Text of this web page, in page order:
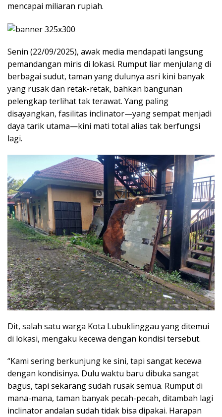
mencapai miliaran rupiah.
Senin (22/09/2025), awak media mendapati langsung
pemandangan miris di lokasi. Rumput liar menjulang di
berbagai sudut, taman yang dulunya asri kini banyak
yang rusak dan retak-retak, bahkan bangunan
pelengkap terlihat tak terawat. Yang paling
disayangkan, fasilitas inclinator—yang sempat menjadi
daya tarik utama—kini mati total alias tak berfungsi
lagi.
Dit, salah satu warga Kota Lubuklinggau yang ditemui
di lokasi, mengaku kecewa dengan kondisi tersebut.
“Kami sering berkunjung ke sini, tapi sangat kecewa
dengan kondisinya. Dulu waktu baru dibuka sangat
bagus, tapi sekarang sudah rusak semua. Rumput di
mana-mana, taman banyak pecah-pecah, ditambah lagi
inclinator andalan sudah tidak bisa dipakai. Harapan